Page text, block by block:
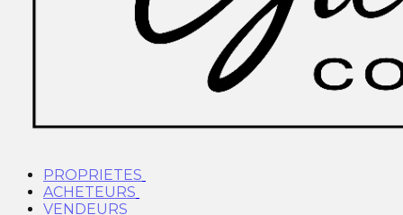
PROPRIETES
ACHETEURS
VENDEURS